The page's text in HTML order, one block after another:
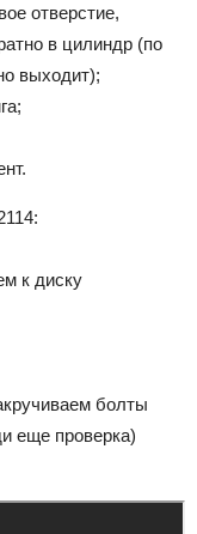
отверстие,
в цилиндр (по
выходит);
к диску
болты
еще проверка)